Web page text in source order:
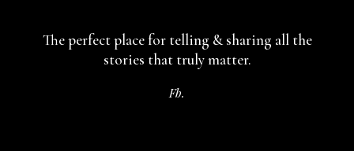
The perfect place for telling & sharing all the
stories that truly matter.
Fb.